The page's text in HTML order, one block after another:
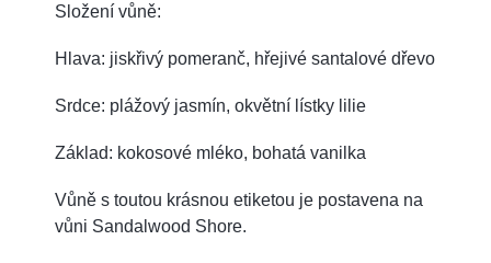
Složení vůně:
Hlava: jiskřivý pomeranč, hřejivé santalové dřevo
Srdce: plážový jasmín, okvětní lístky lilie
Základ: kokosové mléko, bohatá vanilka
Vůně s toutou krásnou etiketou je postavena na
vůni Sandalwood Shore.